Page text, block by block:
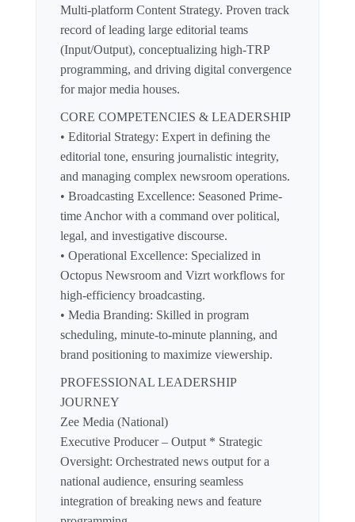
Multi-platform Content Strategy. Proven track
record of leading large editorial teams
(Input/Output), conceptualizing high-TRP
programming, and driving digital convergence
for major media houses.
CORE COMPETENCIES & LEADERSHIP
• Editorial Strategy: Expert in defining the
editorial tone, ensuring journalistic integrity,
and managing complex newsroom operations.
• Broadcasting Excellence: Seasoned Prime-
time Anchor with a command over political,
legal, and investigative discourse.
• Operational Excellence: Specialized in
Octopus Newsroom and Vizrt workflows for
high-efficiency broadcasting.
• Media Branding: Skilled in program
scheduling, minute-to-minute planning, and
brand positioning to maximize viewership.
PROFESSIONAL LEADERSHIP
JOURNEY
Zee Media (National)
Executive Producer – Output * Strategic
Oversight: Orchestrated news output for a
national audience, ensuring seamless
integration of breaking news and feature